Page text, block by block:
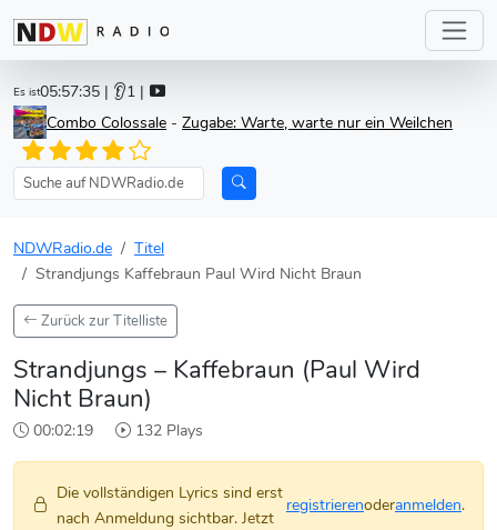
Es ist05:57:35 | 👂1 |
Combo Colossale - Zugabe: Warte, warte nur ein Weilchen
NDWRadio.de
Titel
Strandjungs Kaffebraun Paul Wird Nicht Braun
Zurück zur Titelliste
Strandjungs – Kaffebraun (Paul Wird
Nicht Braun)
00:02:19 132 Plays
Die vollständigen Lyrics sind erst
nach Anmeldung sichtbar. Jetzt
registrierenoderanmelden.